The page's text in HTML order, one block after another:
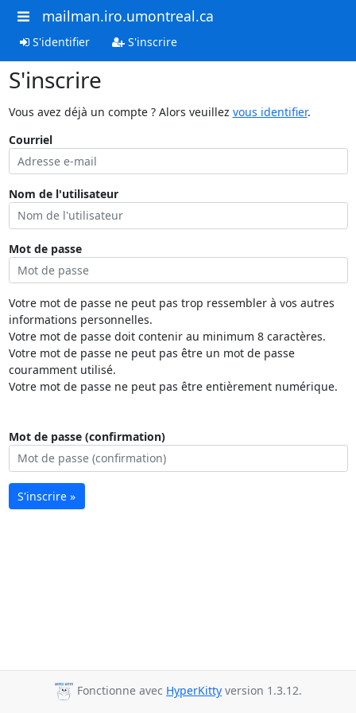
mailman.iro.umontreal.ca
S'identifier S'inscrire
S'inscrire
Vous avez déjà un compte ? Alors veuillez vous identifier.
Courriel
Nom de l'utilisateur
Mot de passe
Votre mot de passe ne peut pas trop ressembler à vos autres
informations personnelles.
Votre mot de passe doit contenir au minimum 8 caractères.
Votre mot de passe ne peut pas être un mot de passe
couramment utilisé.
Votre mot de passe ne peut pas être entièrement numérique.
Mot de passe (confirmation)
S'inscrire »
Fonctionne avec HyperKitty version 1.3.12.